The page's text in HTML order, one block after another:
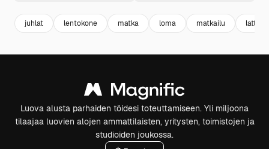
juhlat lentokone matka loma matkailu lattia
Luova alusta parhaiden töidesi toteuttamiseen. Yli miljoona
tilaajaa luovien alojen ammattilaisten, yritysten, toimistojen ja
studioiden joukossa.